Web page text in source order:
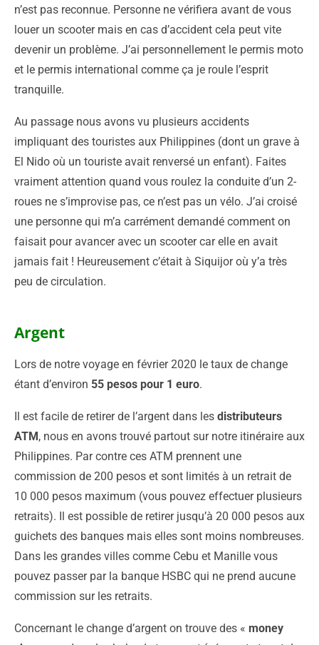
n’est pas reconnue. Personne ne vérifiera avant de vous
louer un scooter mais en cas d’accident cela peut vite
devenir un problème. J’ai personnellement le permis moto
et le permis international comme ça je roule l’esprit
tranquille.
Au passage nous avons vu plusieurs accidents
impliquant des touristes aux Philippines (dont un grave à
El Nido où un touriste avait renversé un enfant). Faites
vraiment attention quand vous roulez la conduite d’un 2-
roues ne s’improvise pas, ce n’est pas un vélo. J’ai croisé
une personne qui m’a carrément demandé comment on
faisait pour avancer avec un scooter car elle en avait
jamais fait ! Heureusement c’était à Siquijor où y’a très
peu de circulation.
Argent
Lors de notre voyage en février 2020 le taux de change
étant d’environ 55 pesos pour 1 euro.
Il est facile de retirer de l’argent dans les distributeurs
ATM, nous en avons trouvé partout sur notre itinéraire aux
Philippines. Par contre ces ATM prennent une
commission de 200 pesos et sont limités à un retrait de
10 000 pesos maximum (vous pouvez effectuer plusieurs
retraits). Il est possible de retirer jusqu’à 20 000 pesos aux
guichets des banques mais elles sont moins nombreuses.
Dans les grandes villes comme Cebu et Manille vous
pouvez passer par la banque HSBC qui ne prend aucune
commission sur les retraits.
Concernant le change d’argent on trouve des « money